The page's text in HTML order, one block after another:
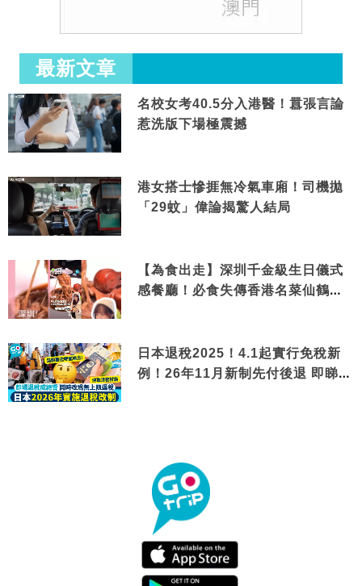
最新文章
名校女考40.5分入港醫！囂張言論
惹洗版下場極震撼
港女搭士慘捱無冷氣車廂！司機拋
「29蚊」偉論揭驚人結局
【為食出走】深圳千金級生日儀式
感餐廳！必食失傳香港名菜仙鶴神
日本退稅2025！4.1起實行免稅新
例！26年11月新制先付後退 即睇步